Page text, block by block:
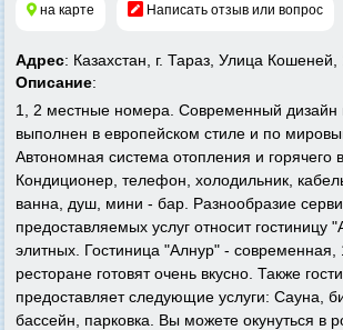
на карте Написать отзыв или вопрос
Адрес: Казахстан, г. Тараз, Улица Кошеней,
Описание:
1, 2 местные номера. Современный дизайн
выполнен в европейском стиле и по
Автономная система отопления и горячего
Кондиционер, телефон, холодильник,
ванна, душ, мини - бар. Разнообразие
предоставляемых услуг относит гостиницу
элитных. Гостиница "Алнур" -
ресторане готовят очень вкусно. Также
предоставляет следующие услуги: Сауна,
бассейн, парковка. Вы можете окунуться в